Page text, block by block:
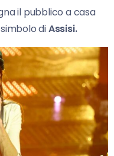
il pubblico a casa
diAssisi.